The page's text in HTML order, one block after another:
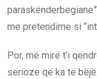
me pretendime si
Por, më mirë t’i
serioze që ka të